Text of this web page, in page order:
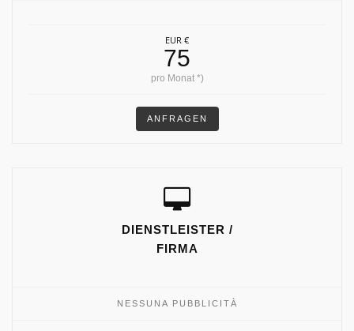
EUR €
75
pro Monat *)
ANFRAGEN
DIENSTLEISTER /
FIRMA
NESSUNA PUBBLICITÀ